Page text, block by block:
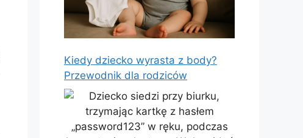
Kiedy dziecko wyrasta z body?
Przewodnik dla rodziców